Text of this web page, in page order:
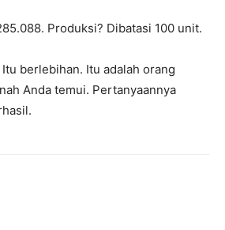
Produksi? Dibatasi 100 unit.
berlebihan. Itu adalah orang
Anda temui. Pertanyaannya